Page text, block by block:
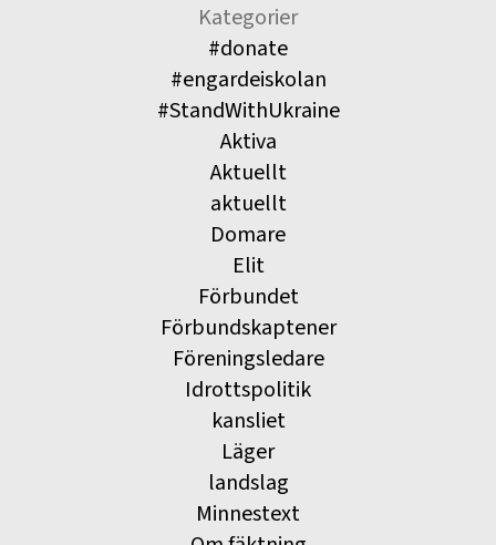
Kategorier
#donate
#engardeiskolan
#StandWithUkraine
Aktiva
Aktuellt
aktuellt
Domare
Elit
Förbundet
Förbundskaptener
Föreningsledare
Idrottspolitik
kansliet
Läger
landslag
Minnestext